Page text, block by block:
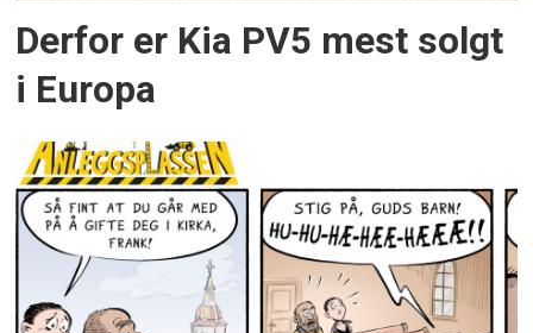
Derfor er Kia PV5 mest solgt
i Europa